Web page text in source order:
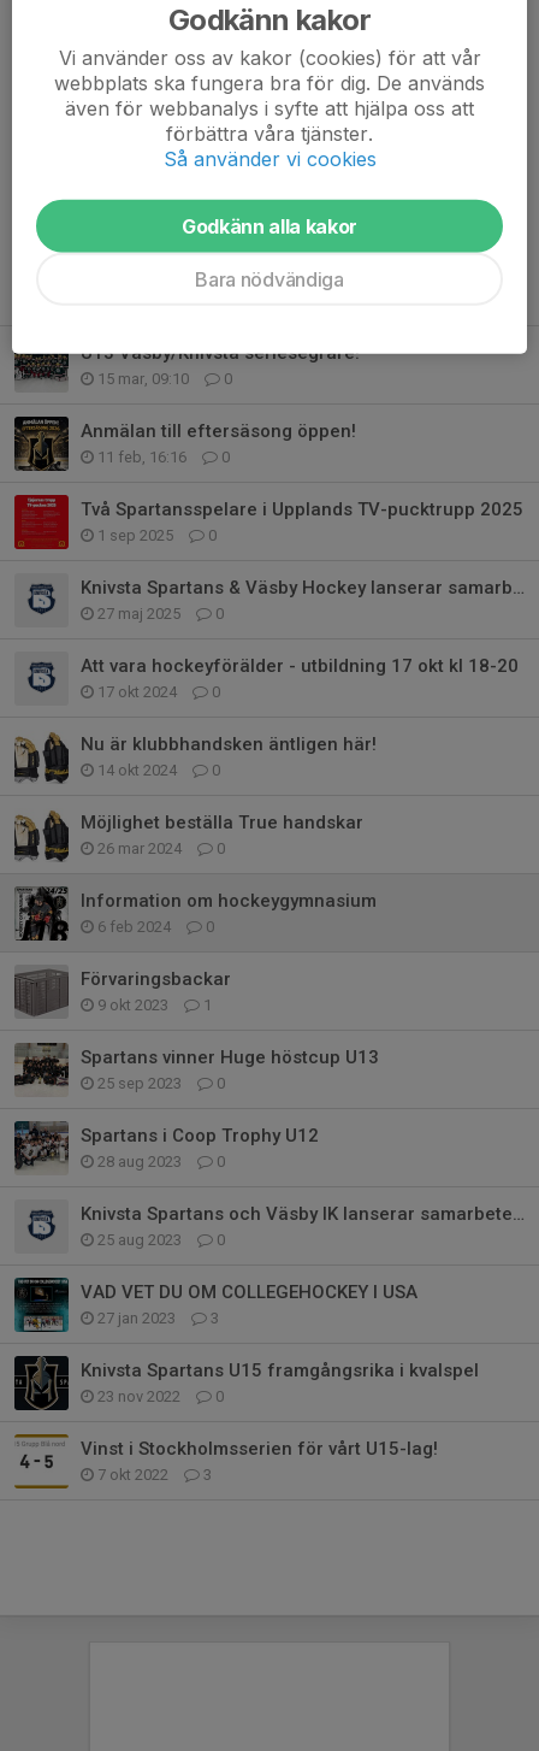
Dela nyhet
U13 Väsby/Knivsta seriesegrare!
15 mar, 09:10 0
Anmälan till eftersäsong öppen!
11 feb, 16:16 0
Två Spartansspelare i Upplands TV-pucktrupp 2025
1 sep 2025 0
Knivsta Spartans & Väsby Hockey lanserar samarbete inom ungdomshockey
27 maj 2025 0
Att vara hockeyförälder - utbildning 17 okt kl 18-20
17 okt 2024 0
Nu är klubbhandsken äntligen här!
14 okt 2024 0
Möjlighet beställa True handskar
26 mar 2024 0
Information om hockeygymnasium
6 feb 2024 0
Förvaringsbackar
9 okt 2023 1
Spartans vinner Huge höstcup U13
25 sep 2023 0
Spartans i Coop Trophy U12
28 aug 2023 0
Knivsta Spartans och Väsby IK lanserar samarbete på U16-nivå
25 aug 2023 0
VAD VET DU OM COLLEGEHOCKEY I USA
27 jan 2023 3
Knivsta Spartans U15 framgångsrika i kvalspel
23 nov 2022 0
Vinst i Stockholmsserien för vårt U15-lag!
7 okt 2022 3
Godkänn kakor
Vi använder oss av kakor (cookies) för att vår
webbplats ska fungera bra för dig. De används
även för webbanalys i syfte att hjälpa oss att
förbättra våra tjänster.
Så använder vi cookies
Godkänn alla kakor
Bara nödvändiga